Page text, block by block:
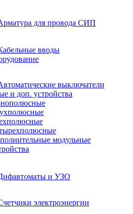
для провода СИП
вводы
выключатели
и доп. устройства
модульные
и УЗО
электроэнергии